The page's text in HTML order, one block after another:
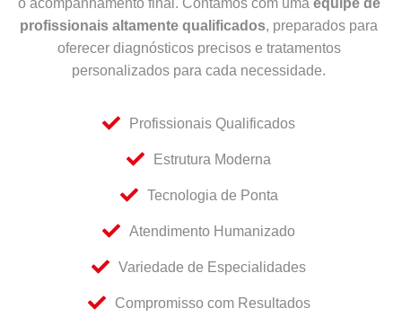
profissionais altamente qualificados, preparados para
oferecer diagnósticos precisos e tratamentos
personalizados para cada necessidade.
Profissionais Qualificados
Estrutura Moderna
Tecnologia de Ponta
Atendimento Humanizado
Variedade de Especialidades
Compromisso com Resultados